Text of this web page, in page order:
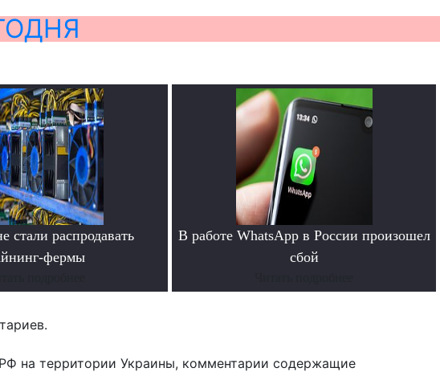
стали распродавать
фермы
В работе WhatsApp в России произошел
сбой
на территории Украины, комментарии содержащие